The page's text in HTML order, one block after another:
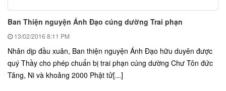
Ban Thiện nguyện Ánh Đạo cúng dường Trai phạn
13/02/2016 8:11 PM
Nhân dịp đầu xuân, Ban thiện nguyện Ánh Đạo hữu duyên được
quý Thầy cho phép chuẩn bị trai phạn cúng dường Chư Tôn đức
Tăng, Ni và khoảng 2000 Phật tử[...]